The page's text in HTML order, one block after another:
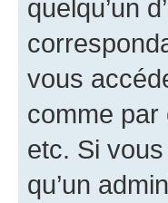
quelqu’un
vous
comme par
etc. Si
qu’un